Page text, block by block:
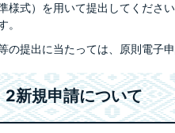
様式）を用いて提出してくださ
。
の提出に当たっては、原則電子
2新規申請について